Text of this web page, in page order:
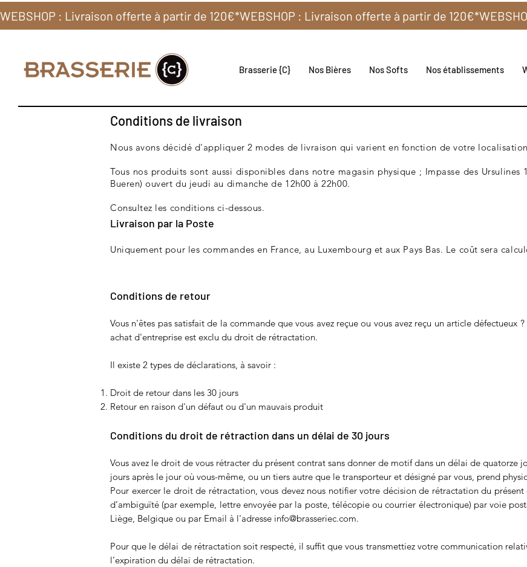
WEBSHOP : Livraison offerte à partir de 120€*
Brasserie {C} Nos Bières Nos Softs Nos établissements
Conditions de livraison
Nous avons décidé d'appliquer 2 modes de livraison qui varient en fonction de votre
Tous nos produits sont aussi disponibles dans notre magasin physique ; Impasse des
Bueren) ouvert du jeudi au dimanche de 12h00 à 22h00.
Consultez les conditions ci-dessous.
Livraison par la Poste
Uniquement pour les commandes en France, au Luxembourg et aux Pays Bas. Le coût sera
Conditions de retour
Vous n'êtes pas satisfait de la commande que vous avez reçue ou vous avez reçu un article défectueux
achat d'entreprise est exclu du droit de rétractation.
Il existe 2 types de déclarations, à savoir :
Droit de retour dans les 30 jours
Retour en raison d'un défaut ou d'un mauvais produit
Conditions du droit de rétraction dans un délai de 30 jours
Vous avez le droit de vous rétracter du présent contrat sans donner de motif dans un délai de quatorze
jours après le jour où vous-même, ou un tiers autre que le transporteur et désigné par vous, prend
Pour exercer le droit de rétractation, vous devez nous notifier votre décision de rétractation du
d’ambiguïté (par exemple, lettre envoyée par la poste, télécopie ou courrier électronique) par voie
Liège, Belgique ou par Email à l'adresse info@brasseriec.com.
Pour que le délai de rétractation soit respecté, il suffit que vous transmettiez votre communication
l’expiration du délai de rétractation.